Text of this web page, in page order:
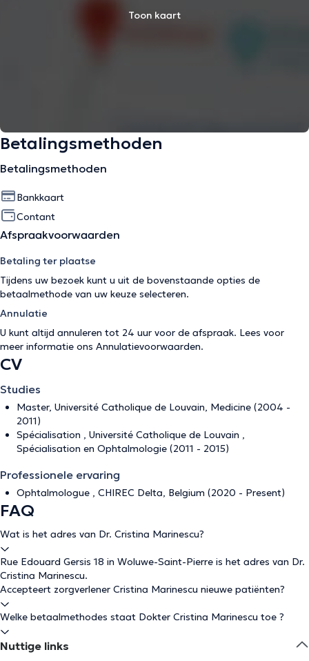
Toon kaart
Betalingsmethoden
Betalingsmethoden
Bankkaart
Contant
Afspraakvoorwaarden
Betaling ter plaatse
Tijdens uw bezoek kunt u uit de bovenstaande opties de
betaalmethode van uw keuze selecteren.
Annulatie
U kunt altijd annuleren tot 24 uur voor de afspraak. Lees voor
meer informatie ons Annulatievoorwaarden.
CV
Studies
Master, Université Catholique de Louvain, Medicine (2004 -
2011)
Spécialisation , Université Catholique de Louvain ,
Spécialisation en Ophtalmologie (2011 - 2015)
Professionele ervaring
Ophtalmologue , CHIREC Delta, Belgium (2020 - Present)
FAQ
Wat is het adres van Dr. Cristina Marinescu?
Rue Edouard Gersis 18 in Woluwe-Saint-Pierre is het adres van Dr.
Cristina Marinescu.
Accepteert zorgverlener Cristina Marinescu nieuwe patiënten?
Welke betaalmethodes staat Dokter Cristina Marinescu toe ?
Nuttige links